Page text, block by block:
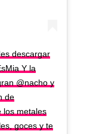
descargar
Y la
@nacho y
de
los metales
goces y te